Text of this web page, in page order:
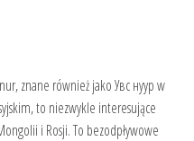
znane również jako Увс нуур w
to niezwykle interesujące
i Rosji. To bezodpływowe